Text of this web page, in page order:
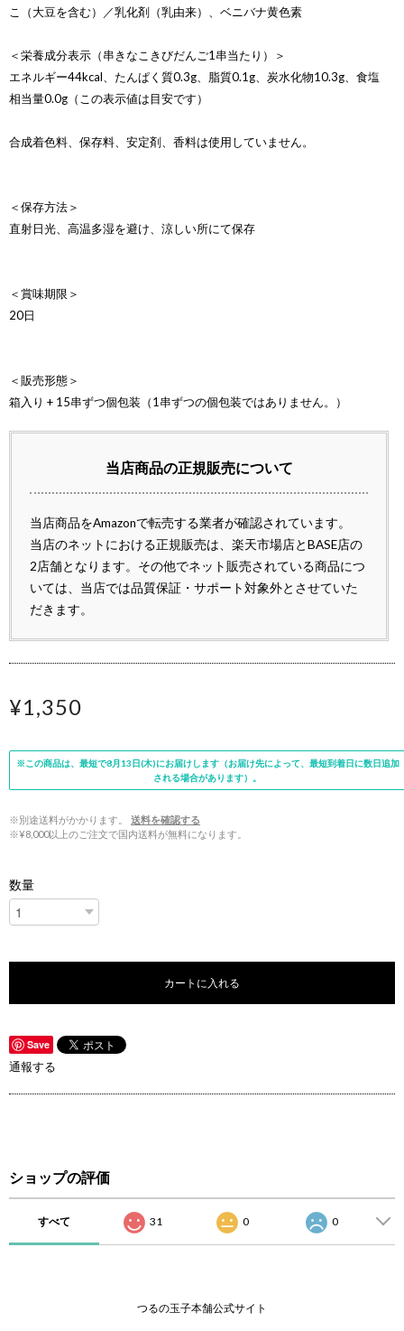
こ（大豆を含む）／乳化剤（乳由来）、ベニバナ黄色素
＜栄養成分表示（串きなこきびだんご1串当たり）＞
エネルギー44kcal、たんぱく質0.3g、脂質0.1g、炭水化物10.3g、食塩
相当量0.0g（この表示値は目安です）
合成着色料、保存料、安定剤、香料は使用していません。
＜保存方法＞
直射日光、高温多湿を避け、涼しい所にて保存
＜賞味期限＞
20日
＜販売形態＞
箱入り + 15串ずつ個包装（1串ずつの個包装ではありません。）
当店商品の正規販売について
当店商品をAmazonで転売する業者が確認されています。
当店のネットにおける正規販売は、楽天市場店とBASE店の
2店舗となります。その他でネット販売されている商品につ
いては、当店では品質保証・サポート対象外とさせていた
だきます。
¥1,350
※この商品は、最短で8月13日(木)にお届けします（お届け先によって、最短到着日に数日追加
される場合があります）。
※別途送料がかかります。
送料を確認する
※¥8,000以上のご注文で国内送料が無料になります。
数量
カートに入れる
Save
通報する
ショップの評価
すべて 31 0 0
つるの玉子本舗公式サイト